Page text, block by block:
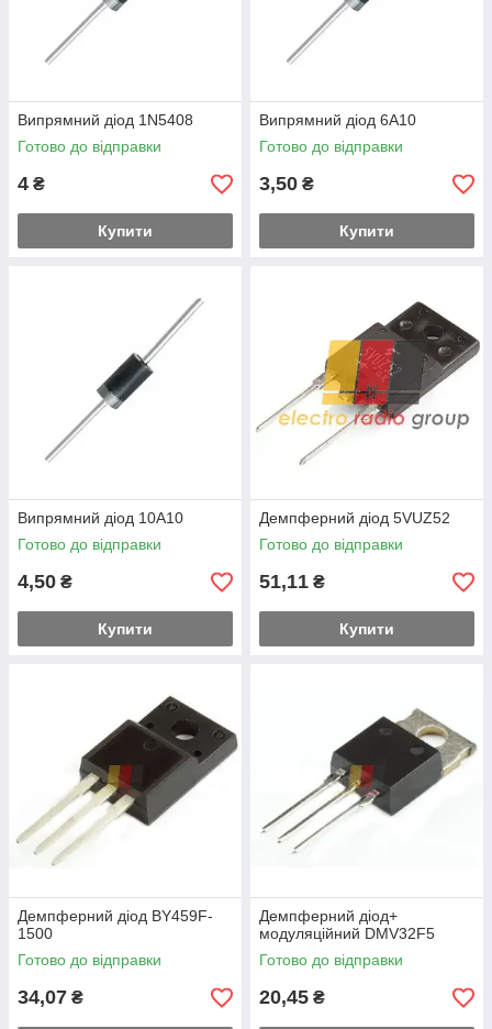
Випрямний діод 1N5408
Готово до відправки
4 ₴
Купити
Випрямний діод 6A10
Готово до відправки
3,50 ₴
Купити
Випрямний діод 10A10
Готово до відправки
4,50 ₴
Купити
Демпферний діод 5VUZ52
Готово до відправки
51,11 ₴
Купити
Демпферний діод BY459F-
1500
Готово до відправки
34,07 ₴
Демпферний діод+
модуляційний DMV32F5
Готово до відправки
20,45 ₴